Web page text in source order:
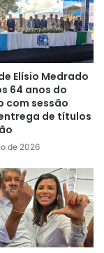
Elísio Medrado
64 anos do
com sessão
de títulos
de 2026